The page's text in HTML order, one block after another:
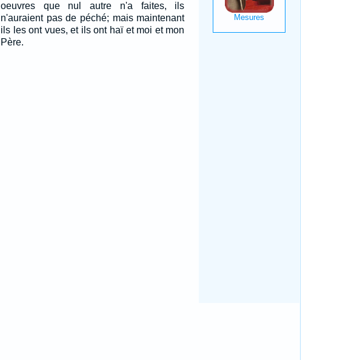
oeuvres que nul autre n'a faites, ils
n'auraient pas de péché; mais maintenant
ils les ont vues, et ils ont haï et moi et mon
Père.